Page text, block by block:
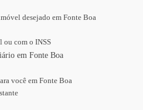
desejado em Fonte Boa
ou com o INSS
em Fonte Boa
você em Fonte Boa